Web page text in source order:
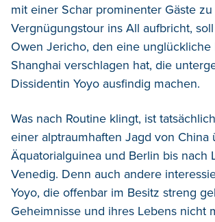
mit einer Schar prominenter Gäste
Vergnügungstour ins All aufbricht,
Owen Jericho, den eine unglückliche
Shanghai verschlagen hat, die
Dissidentin Yoyo ausfindig machen.
Was nach Routine klingt, ist
einer alptraumhaften Jagd von China
Äquatorialguinea und Berlin bis nach
Venedig. Denn auch andere
Yoyo, die offenbar im Besitz streng
Geheimnisse und ihres Lebens nicht